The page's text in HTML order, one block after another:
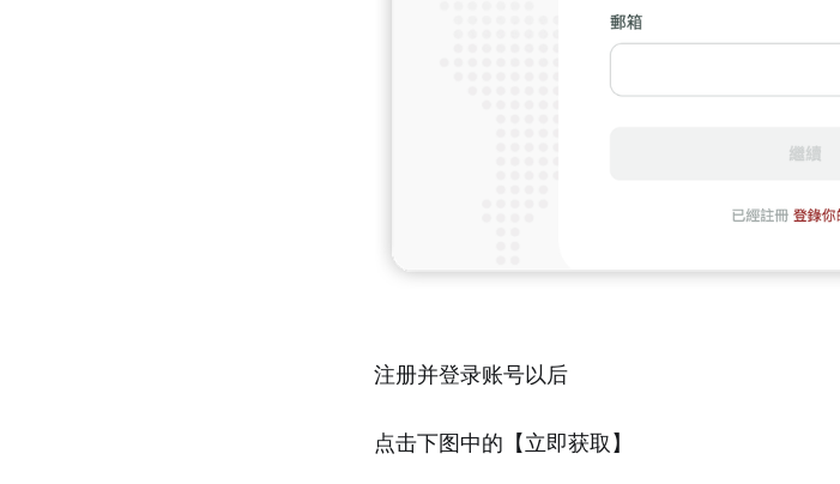
注册并登录账号以后
点击下图中的【立即获取】